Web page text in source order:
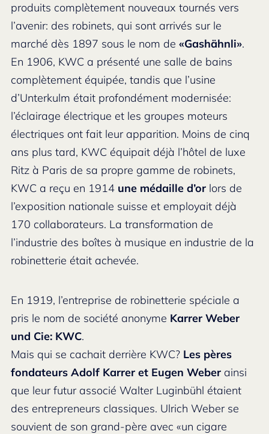
produits complètement nouveaux tournés vers
l’avenir: des robinets, qui sont arrivés sur le
marché dès 1897 sous le nom de «Gashähnli».
En 1906, KWC a présenté une salle de bains
complètement équipée, tandis que l’usine
d’Unterkulm était profondément modernisée:
l’éclairage électrique et les groupes moteurs
électriques ont fait leur apparition. Moins de cinq
ans plus tard, KWC équipait déjà l’hôtel de luxe
Ritz à Paris de sa propre gamme de robinets,
KWC a reçu en 1914 une médaille d’or lors de
l’exposition nationale suisse et employait déjà
170 collaborateurs. La transformation de
l’industrie des boîtes à musique en industrie de la
robinetterie était achevée.
En 1919, l’entreprise de robinetterie spéciale a
pris le nom de société anonyme Karrer Weber
und Cie: KWC.
Mais qui se cachait derrière KWC? Les pères
fondateurs Adolf Karrer et Eugen Weber ainsi
que leur futur associé Walter Luginbühl étaient
des entrepreneurs classiques. Ulrich Weber se
souvient de son grand-père avec «un cigare